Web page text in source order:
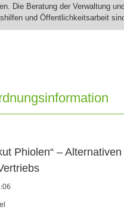
Die Beratung der Verwaltung
und Öffentlichkeitsarbeit
Phiolen“ –